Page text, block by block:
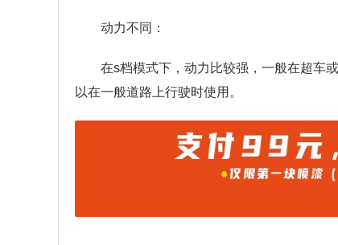
动力不同：
在s档模式下，动力比较强，一般在超车
以在一般道路上行驶时使用。